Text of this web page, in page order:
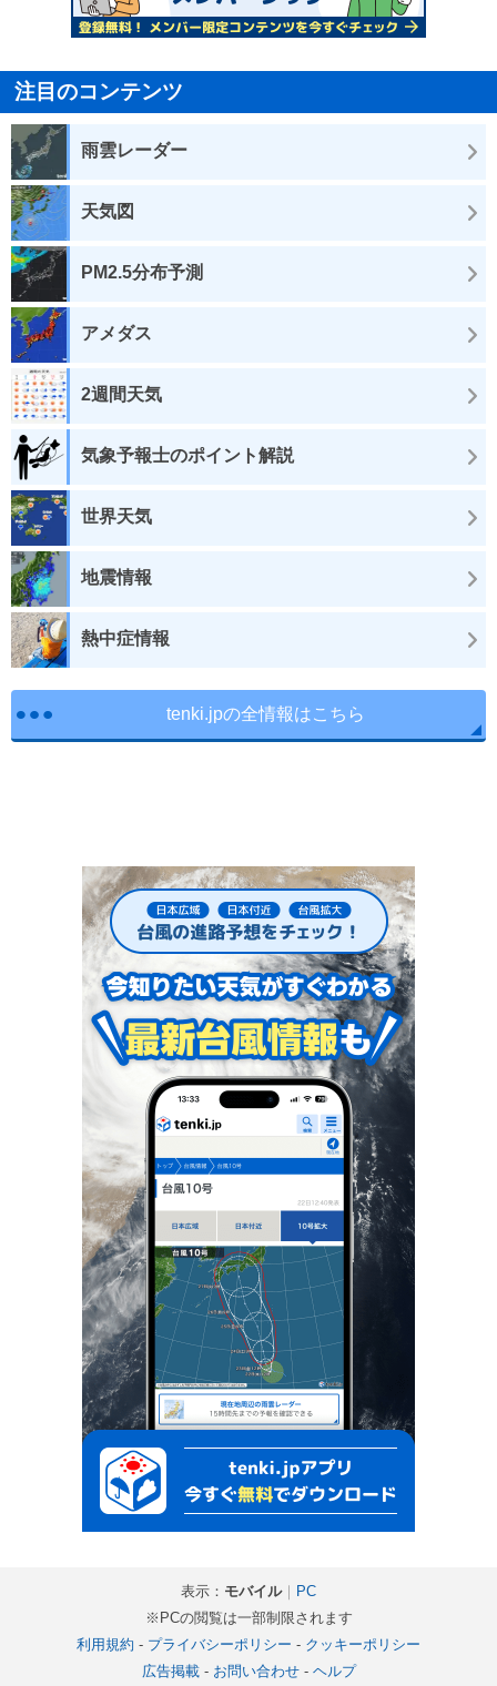
注目のコンテンツ
雨雲レーダー
天気図
PM2.5分布予測
アメダス
2週間天気
気象予報士のポイント解説
世界天気
地震情報
熱中症情報
tenki.jpの全情報はこちら
表示： モバイル｜ PC
※PCの閲覧は一部制限されます
利用規約 - プライバシーポリシー - クッキーポリシー
広告掲載- お問い合わせ- ヘルプ